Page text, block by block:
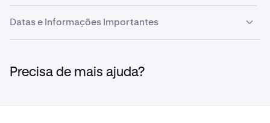
Datas e Informações Importantes
1400 UTC.
Precisa de mais ajuda?